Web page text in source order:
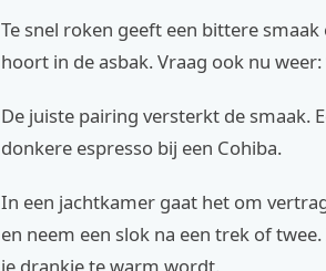
Te snel roken geeft een bittere
hoort in de asbak. Vraag ook nu
De juiste pairing versterkt de smaak.
donkere espresso bij een Cohiba.
In een jachtkamer gaat het om
en neem een slok na een trek of